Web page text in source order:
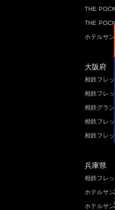
THE
THE
ホテルサ
大阪府
相鉄フレ
相鉄フレ
相鉄グラ
相鉄フレ
相鉄フレ
兵庫県
相鉄フレ
ホテルサ
ホテルサ